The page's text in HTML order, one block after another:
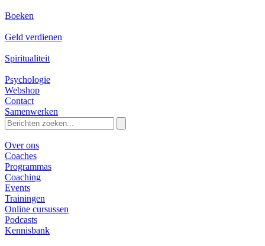
Boeken
Geld verdienen
Spiritualiteit
Psychologie
Webshop
Contact
Samenwerken
Zoeken
naar:
Over ons
Coaches
Programmas
Coaching
Events
Trainingen
Online cursussen
Podcasts
Kennisbank